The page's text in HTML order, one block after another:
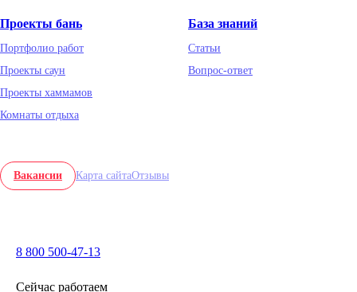
Проекты бань
Портфолио работ
Проекты саун
Проекты хаммамов
Комнаты отдыха
База знаний
Статьи
Вопрос-ответ
Вакансии Карта сайтаОтзывы
8 800 500-47-13
Сейчас работаем